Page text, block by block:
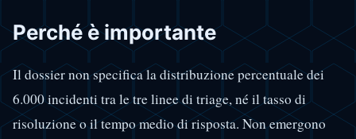
Perché è importante
Il dossier non specifica la distribuzione percentuale dei
6.000 incidenti tra le tre linee di triage, né il tasso di
risoluzione o il tempo medio di risposta. Non emergono